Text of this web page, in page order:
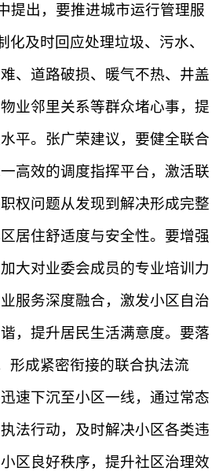
提出，要推进城市运行管理服
化及时回应处理垃圾、污水、
、道路破损、暖气不热、井盖
业邻里关系等群众堵心事，提
平。张广荣建议，要健全联合
高效的调度指挥平台，激活联
权问题从发现到解决形成完整
居住舒适度与安全性。要增强
大对业委会成员的专业培训力
服务深度融合，激发小区自治
，提升居民生活满意度。要落
形成紧密衔接的联合执法流
速下沉至小区一线，通过常态
法行动，及时解决小区各类违
区良好秩序，提升社区治理效